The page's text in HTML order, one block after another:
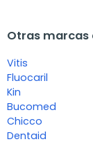
Otras marcas
Vitis
Fluocaril
Kin
Bucomed
Chicco
Dentaid